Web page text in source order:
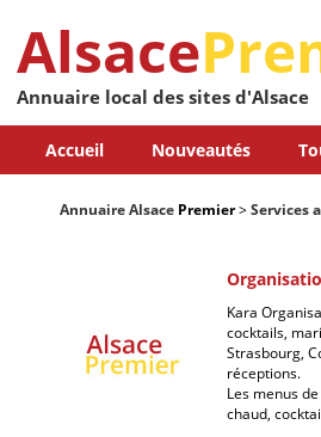
Alsace
Annuaire local des sites d'Alsace
Accueil Nouveautés
Annuaire Alsace Premier>Services
Kara
cocktails,
Strasbourg,
réceptions.
Les menus
chaud,